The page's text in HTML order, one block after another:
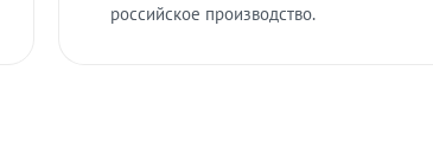
российское производство.